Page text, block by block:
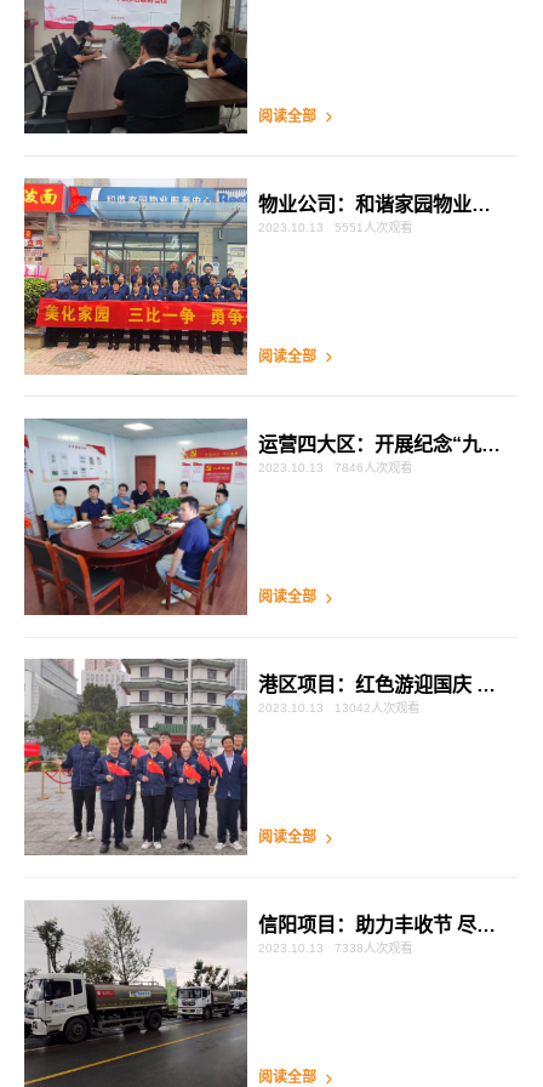
阅读全部
物业公司：和谐家园物业开展“美化家园，三比一争勇争先锋”活动
2023.10.13 5551人次观看
阅读全部
运营四大区：开展纪念“九一八”事变主题党课
2023.10.13 7846人次观看
阅读全部
港区项目：红色游迎国庆 弘扬二七精神
2023.10.13 13042人次观看
阅读全部
信阳项目：助力丰收节 尽显傲蓝得品牌形象
2023.10.13 7338人次观看
阅读全部